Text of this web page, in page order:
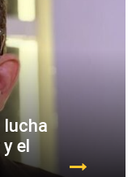
lucha
el